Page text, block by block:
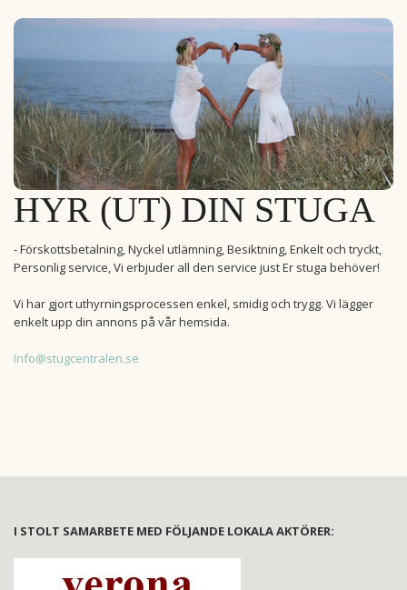
HYR (UT) DIN STUGA
- Förskottsbetalning, Nyckel utlämning, Besiktning, Enkelt och tryckt,
Personlig service, Vi erbjuder all den service just Er stuga behöver!
Vi har gjort uthyrningsprocessen enkel, smidig och trygg. Vi lägger
enkelt upp din annons på vår hemsida.
Info@stugcentralen.se
I STOLT SAMARBETE MED FÖLJANDE LOKALA AKTÖRER: